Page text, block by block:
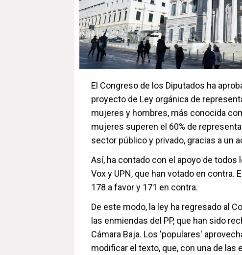
El Congreso de los Diputados ha
proyecto de Ley orgánica de
mujeres y hombres, más conocida
mujeres superen el 60% de
sector público y privado, gracias a un
Así, ha contado con el apoyo de todos
Vox y UPN, que han votado en contra.
178 a favor y 171 en contra.
De este modo, la ley ha regresado al
las enmiendas del PP, que han sido
Cámara Baja. Los 'populares'
modificar el texto, que, con una de las